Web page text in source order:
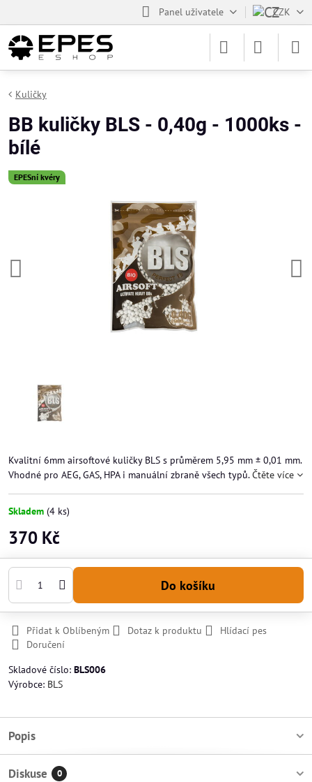
Panel uživatele CZK
EPESní kvéry
Kuličky
BB kuličky BLS - 0,40g - 1000ks -
bílé
Kvalitní 6mm airsoftové kuličky BLS s průměrem 5,95 mm ± 0,01 mm.
Vhodné pro AEG, GAS, HPA i manuální zbraně všech typů.Čtěte více
Skladem (4 ks)
370 Kč
Do košíku
Přidat k Oblíbeným Dotaz k produktu
Hlídací pes
Doručení
Skladové číslo: BLS006
Výrobce: BLS
Popis
Diskuse 0